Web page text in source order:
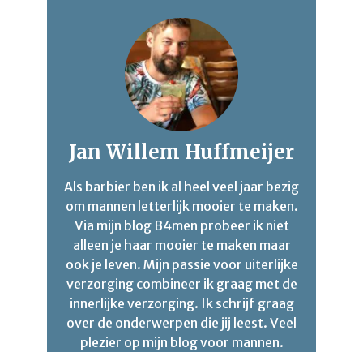
Jan Willem Huffmeijer
Als barbier ben ik al heel veel jaar bezig
om mannen letterlijk mooier te maken.
Via mijn blog B4men probeer ik niet
alleen je haar mooier te maken maar
ook je leven. Mijn passie voor uiterlijke
verzorging combineer ik graag met de
innerlijke verzorging. Ik schrijf graag
over de onderwerpen die jij leest. Veel
plezier op mijn blog voor mannen.